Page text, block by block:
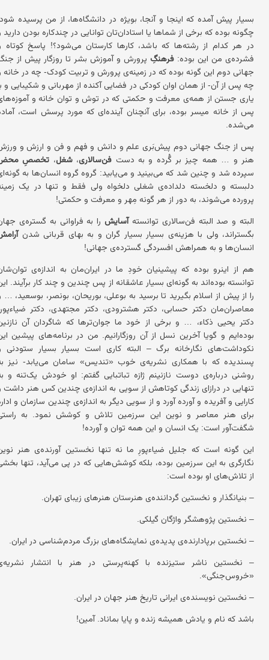
بسیار پیش آمده که اینجا و آنجا، بویژه در دانشگاه‌ها، از من پرسیده
چگونه بوده که برخی از شماها یا استادان‌تان توانایی در چندکاره بودن دارید
در هر کدام از رشته‌ها که باشد، کارها کارستان می‌شود؟! پاسخ کوتاه
فشرده‌ی من این بوده: فرهنگِ پرورش و آموزش بشر تا روزگار پیش از
جهانی دوم این ‌گونه بوده که در زمینه‌ی پرورش و تربیت کودک- چه در خانه
چه پس از آن- از همان اوان کودکی در فضایی آکنده از مهربانی و شکیبایی و
یاری جستن از همه‌ی معرفت و حکمتی که در توش و توان خانه و
پس از خانه میسر بوده، برای آنچنان آینده‌ای که مورد پرسش است،
می‌شده.
پس از جنگ جهانی دوم پیش‌بَری علم و دانش و فهم و فن و ارزش و
هنر و … همه چیز بر گُرده و به دست فن‌سالاری،شغل، تخصصِ
سپرده شد و چنین شد که می‌بینید و می‌یابید: گروه‌ گروه انسان‌ها به
دلبسته و دلخسته دلداده‌ی شغلی دلخواه ولی فقط و تنها در یک
پرورده می‌شوند، به دور از هر گونه مِهر و معرفت و حکمتی!
البته و صد البته فن‌سالاری توانستهآسایش را به فراوانی به گستره‌ی
بگستراند، ولی با هزینه‌ی بسیار بسیار گران و به بهای قربانی شدن
انسان‌ها و به همراهش افسردگی گسترد‌ه‌ی جهانی!
هم از اینرو بوده که پیشینیان خودِ ما در ایران‌مان به اندازه‌ی
توانسته بوده‌اند به گونه‌ای بسیار عاشقانه از پس چندین و چند کار برآیند.
را از پیش از اسلام بگیرید تا برسید به بوعلی، بوریحان، بونصر، بوسعید، …
معاصران‌مان دکتر حسابی، دکتر هشترودی، دکتر مجتهدی، دکتر
دکتر یحیی ذکاء، … و برخی از خود ما جوان‌ترها که شاگردان آن
بوده‌ایم و گویا آخرین نسل از آن روزگارانیم. من در برنامه‌های پیشین
نکوداشت‌های نگارخانه برگ – البته کاری است بسیار بسیار ستودنی
پسندیده که با همکاری نشریه‌ی خوب «تندیس» سامان می‌یابد- نیز
روشنی درباره‌ی دوست نازنینم ژازه تباتبایی گفتم: او خودش یک‌تنه و
تنهایی در درازای زندگی کوتاهش از سویی به اندازه‌ی چندین کس هنر داشت
کارایی و آفریده و آورده آورد و از سویی دیگر به اندازه‌ی چندین سازمان و
برای هنر معاصر و نوین این سرزمین تلاش و کوشش نمود. به
شگفت‌آور است: یک انسان و این همه توان و آورده!
این ‌گونه است که جلیل ضیاءپورِ ما نه تنها نخستین آورند‌ه‌ی هنر
نگارگری به این سرزمین بوده، بلکه کوشش‌هایی که در پی می‌آید، تنها
از تلاش‌های او بوده است:
– بنیانگذار و نخستین گردانند‌ه‌ی هنرستان هنرهای زیبای تهران.
– نخستین پژوهشگر واژگان گیلکی.
– نخستین برپادارنده‌ی پدیده‌ی نمایشگاه‌های بزرگ مردم‌شناسی در ایران.
– نخستین ناشر ستیزنده با کهنه‌پرستی در هنر با انتشار
«خروس‌جنگی».
– نخستین نویسنده‌ی ایرانی تاریخ هنر جهان در ایران.
باشد که نام و یادش همیشه زنده و پایا بماناد. آمین!